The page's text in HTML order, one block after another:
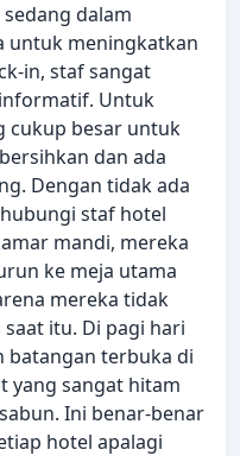
dalam
untuk meningkatkan
in, staf sangat
Untuk
cukup besar untuk
dan ada
Dengan tidak ada
staf hotel
mandi, mereka
ke meja utama
mereka tidak
itu. Di pagi hari
batangan terbuka di
yang sangat hitam
Ini benar-benar
hotel apalagi